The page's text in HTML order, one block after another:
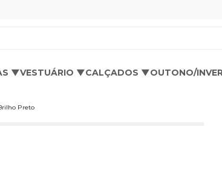
▼VESTUÁRIO ▼CALÇADOS ▼OUTONO/
Preto